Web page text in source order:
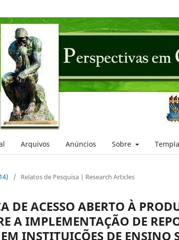
Arquivos Anúncios Sobre
/ Relatos de Pesquisa | Research Articles
DE ACESSO ABERTO À
A IMPLEMENTAÇÃO DE
INSTITUIÇÕES DE ENSINO